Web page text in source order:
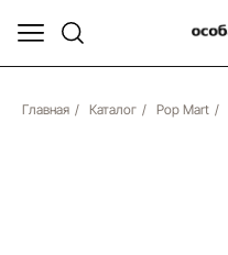
Главная / Каталог / Pop Mart /